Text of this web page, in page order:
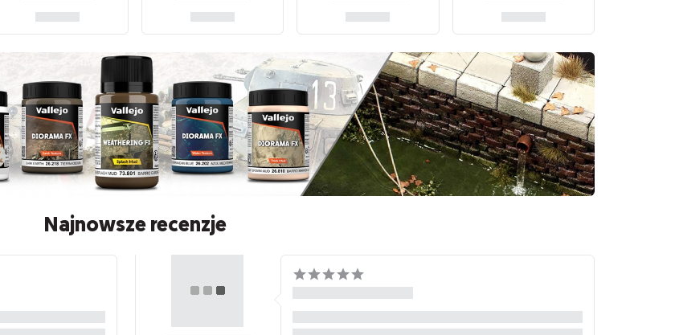
Najnowsze recenzje